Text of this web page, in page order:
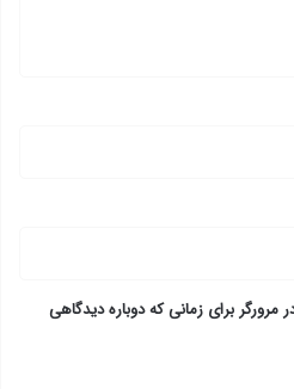
برای زمانی که دوباره دیدگاهی